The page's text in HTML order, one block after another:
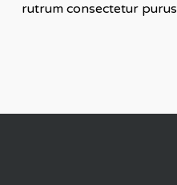
rutrum consectetur